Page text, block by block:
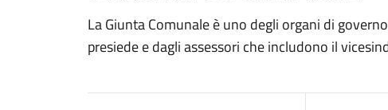
La Giunta Comunale è uno degli organi di
presiede e dagli assessori che includono il